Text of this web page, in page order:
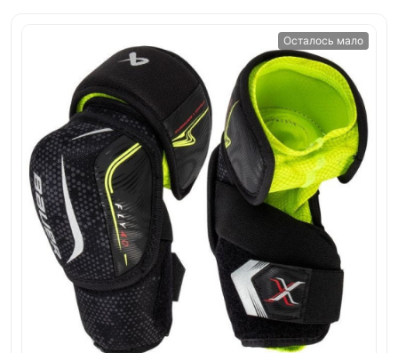
Осталось мало